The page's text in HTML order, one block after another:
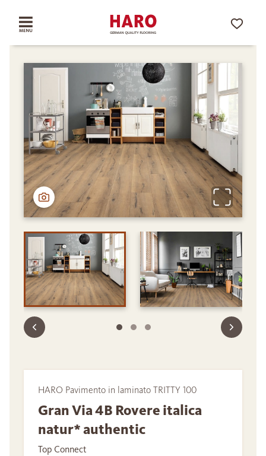
HARO Pavimento in laminato TRITTY 100
Gran Via 4B Rovere italica
natur* authentic
Top Connect